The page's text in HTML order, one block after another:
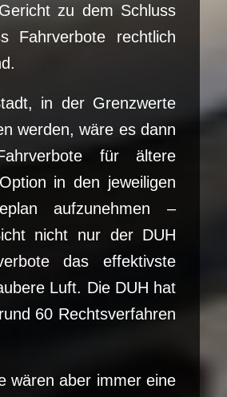
zu dem Schluss
Fahrverbote rechtlich
in der Grenzwerte
werden, wäre es dann
für ältere
in den jeweiligen
aufzunehmen –
nicht nur der DUH
das effektivste
Luft. Die DUH hat
60 Rechtsverfahren
wären aber immer eine